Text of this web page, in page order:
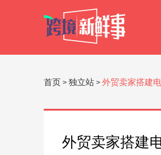
首页 > 独立站 > 外贸卖家搭建
外贸卖家搭建